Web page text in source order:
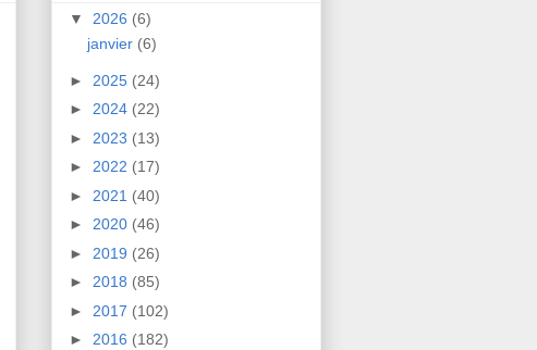
▼ 2026 (6)
janvier (6)
► 2025 (24)
► 2024 (22)
► 2023 (13)
► 2022 (17)
► 2021 (40)
► 2020 (46)
► 2019 (26)
► 2018 (85)
► 2017 (102)
► 2016 (182)